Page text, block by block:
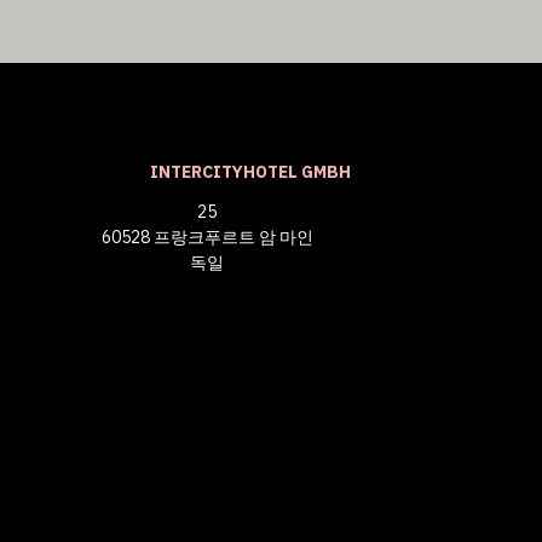
INTERCITYHOTEL GMBH
25
60528 프랑크푸르트 암 마인
독일